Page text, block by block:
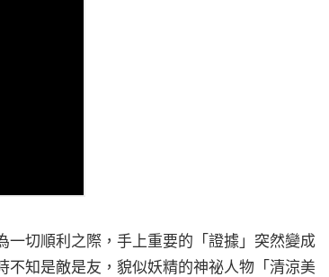
切順利之際，手上重要的「證據」突然變成
知是敵是友，貌似妖精的神祕人物「清涼美